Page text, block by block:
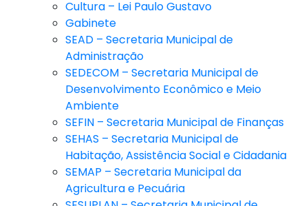
Cultura – Lei Paulo Gustavo
Gabinete
SEAD – Secretaria Municipal de
Administração
SEDECOM – Secretaria Municipal de
Desenvolvimento Econômico e Meio
Ambiente
SEFIN – Secretaria Municipal de Finanças
SEHAS – Secretaria Municipal de
Habitação, Assistência Social e Cidadania
SEMAP – Secretaria Municipal da
Agricultura e Pecuária